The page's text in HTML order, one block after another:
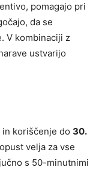
pomagajo pri
da se
V kombinaciji z
ustvarijo
koriščenje do 30.
velja za vse
s 50-minutnimi